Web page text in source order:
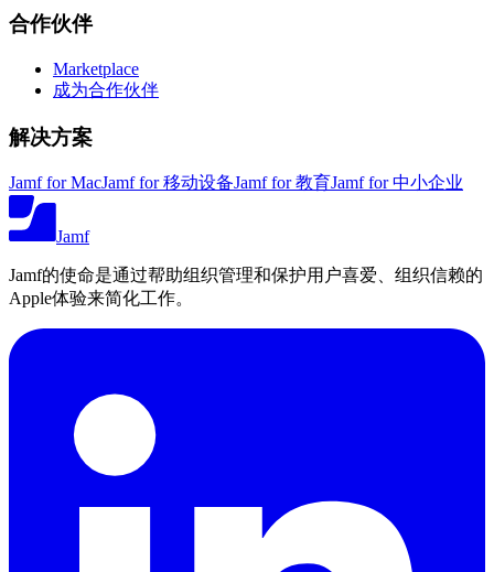
合作伙伴
Marketplace
成为合作伙伴
解决方案
Jamf for MacJamf for 移动设备Jamf for 教育Jamf for 中小企业
Jamf
Jamf的使命是通过帮助组织管理和保护用户喜爱、组织信赖的
Apple体验来简化工作。